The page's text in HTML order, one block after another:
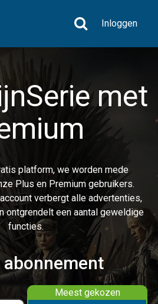
Inloggen
met
platform, we worden mede
Plus en Premium gebruikers.
verbergt alle advertenties,
ontgrendelt een aantal geweldige
functies.
abonnement